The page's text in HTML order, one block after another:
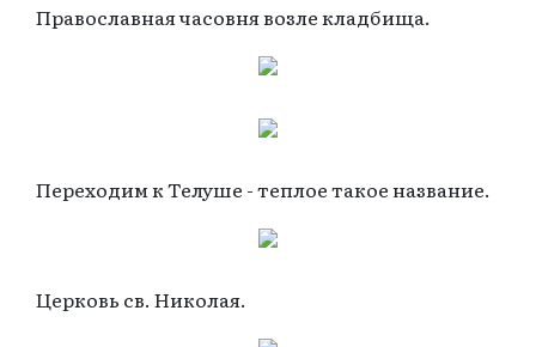
Православная часовня возле кладбища.
Переходим к Телуше - теплое такое название.
Церковь св. Николая.